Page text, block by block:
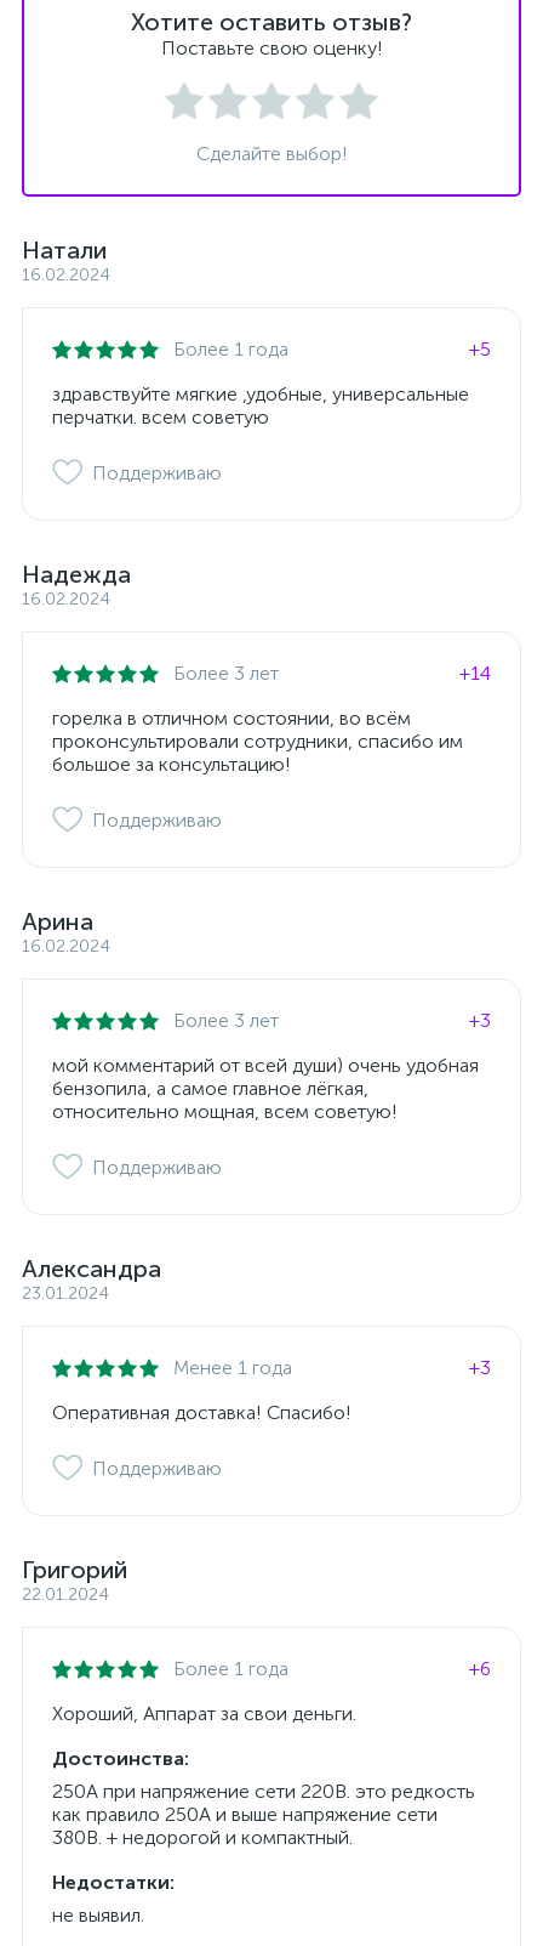
Хотите оставить отзыв?
Поставьте свою оценку!
Сделайте выбор!
Натали
16.02.2024
Более 1 года
+5
здравствуйте мягкие ,удобные, универсальные
перчатки. всем советую
Поддерживаю
Надежда
16.02.2024
Более 3 лет
+14
горелка в отличном состоянии, во всём
проконсультировали сотрудники, спасибо им
большое за консультацию!
Поддерживаю
Арина
16.02.2024
Более 3 лет
+3
мой комментарий от всей души) очень удобная
бензопила, а самое главное лёгкая,
относительно мощная, всем советую!
Поддерживаю
Александра
23.01.2024
Менее 1 года
+3
Оперативная доставка! Спасибо!
Поддерживаю
Григорий
22.01.2024
Более 1 года
+6
Хороший, Аппарат за свои деньги.
Достоинства:
250А при напряжение сети 220В. это редкость
как правило 250А и выше напряжение сети
380В. + недорогой и компактный.
Недостатки:
не выявил.